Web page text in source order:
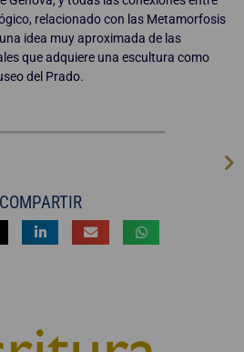
relacionado con las Metamorfosis
idea muy aproximada de las
que adquiere una escultura como
del Prado.
COMPARTIR